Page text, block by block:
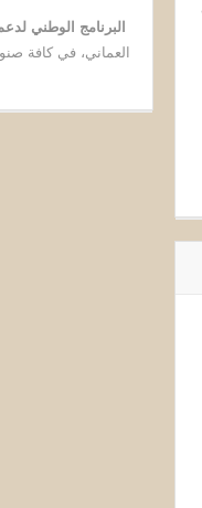
البرنامج الوطني
العماني، في كافة